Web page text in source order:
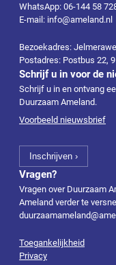
WhatsApp: 06-144 58
E-mail: info@ameland.nl
Bezoekadres:
Postadres: Postbus 22,
Schrijf u in voor de
Schrijf u in en ontvang
Duurzaam Ameland.
Voorbeeld nieuwsbrief
Vragen?
Vragen over Duurzaam
Ameland verder te
Toegankelijkheid
Privacy